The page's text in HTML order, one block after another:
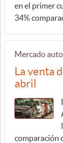
en el primer
34%
Mercado
La venta
abril
comparación